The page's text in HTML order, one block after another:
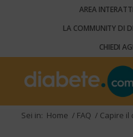
AREA
LA COMMUNITY DI
CHIEDI
Sei in: Home / FAQ / Capire il